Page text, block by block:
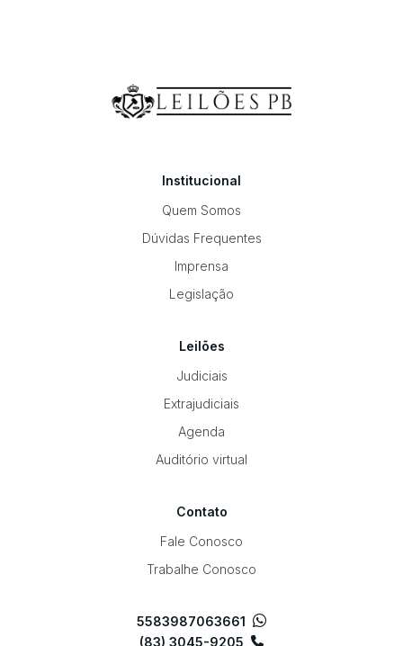
Institucional
Quem Somos
Dúvidas Frequentes
Imprensa
Legislação
Leilões
Judiciais
Extrajudiciais
Agenda
Auditório virtual
Contato
Fale Conosco
Trabalhe Conosco
5583987063661
(83) 3045-9205